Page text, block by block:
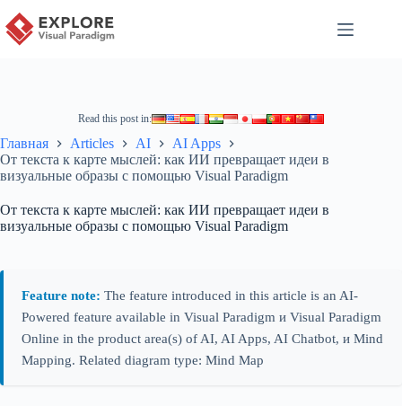
Read this post in:
Главная Articles AI
AI Apps
От текста к карте мыслей: как ИИ превращает идеи в
визуальные образы с помощью Visual Paradigm
От текста к карте мыслей: как ИИ превращает идеи в
визуальные образы с помощью Visual Paradigm
Feature note: The feature introduced in this article is an AI-
Powered feature available in Visual Paradigm и Visual Paradigm
Online in the product area(s) of AI, AI Apps, AI Chatbot, и Mind
Mapping. Related diagram type: Mind Map